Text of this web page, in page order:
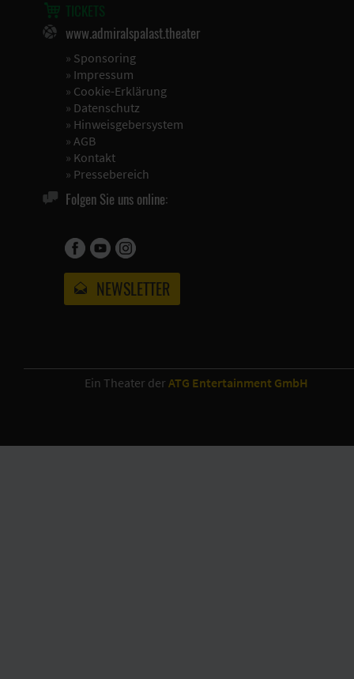
TICKETS
www.admiralspalast.theater
» Sponsoring
» Impressum
» Cookie-Erklärung
» Datenschutz
» Hinweisgebersystem
» AGB
» Kontakt
» Pressebereich
Folgen Sie uns online:
NEWSLETTER
Ein Theater der ATG Entertainment GmbH